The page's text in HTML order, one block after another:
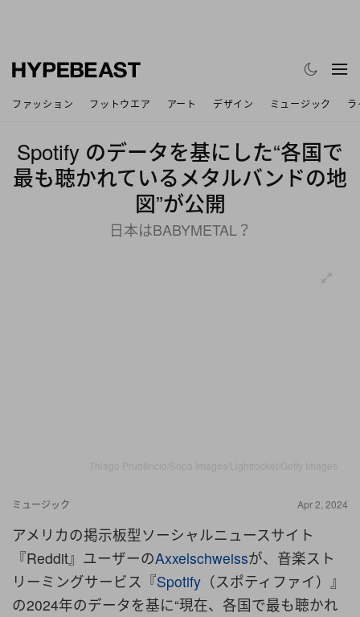
ファッション フットウエア アート デザイン ミュージック
Spotify のデータを基にした“各国で
最も聴かれているメタルバンドの地
図”が公開
日本はBABYMETAL？
ミュージック Apr 2, 2024
アメリカの掲示板型ソーシャルニュースサイト
『Reddit』ユーザーのAxxelschweissが、音楽スト
リーミングサービス『Spotify （スポティファイ）』
の2024年のデータを基に“現在、各国で最も聴かれ